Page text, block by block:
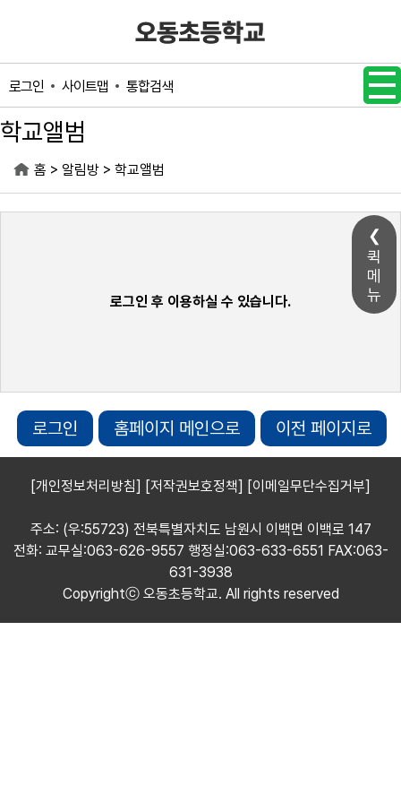
퀵
메
뉴
로그인 사이트맵 통합검색
학교앨범
홈 > 알림방 > 학교앨범
로그인 후 이용하실 수 있습니다.
로그인 홈페이지 메인으로 이전 페이지로
[개인정보처리방침] [저작권보호정책] [이메일무단수집거부]
주소: (우:55723) 전북특별자치도 남원시 이백면 이백로 147
전화: 교무실:063-626-9557 행정실:063-633-6551 FAX:063-
631-3938
Copyrightⓒ 오동초등학교. All rights reserved